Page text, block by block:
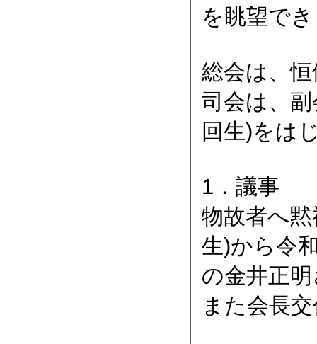
を眺望で
総会は、
司会は、
回生)をは
1．議事
物故者へ
生)から令
の金井正
また会長